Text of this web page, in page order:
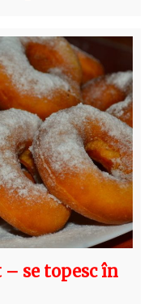
– se topesc în